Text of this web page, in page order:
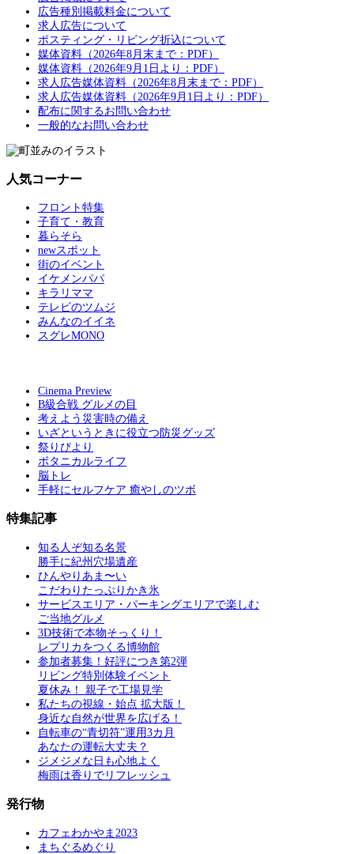
広告種別掲載料金について
求人広告について
ポスティング・リビング折込について
媒体資料（2026年8月末まで：PDF）
媒体資料（2026年9月1日より：PDF）
求人広告媒体資料（2026年8月末まで：PDF）
求人広告媒体資料（2026年9月1日より：PDF）
配布に関するお問い合わせ
一般的なお問い合わせ
人気コーナー
フロント特集
子育て・教育
暮らそら
newスポット
街のイベント
イケメンパパ
キラリママ
テレビのツムジ
みんなのイイネ
スグレMONO
Cinema Preview
B級合戦 グルメの目
考えよう災害時の備え
いざというときに役立つ防災グッズ
祭りびより
ボタニカルライフ
脳トレ
手軽にセルフケア 癒やしのツボ
特集記事
知る人ぞ知る名景
勝手に紀州穴場遺産
ひんやりあま〜い
こだわりたっぷりかき氷
サービスエリア・パーキングエリアで楽しむ
ご当地グルメ
3D技術で本物そっくり！
レプリカをつくる博物館
参加者募集！好評につき第2弾
リビング特別体験イベント
夏休み！ 親子で工場見学
私たちの視線・始点 拡大版！
身近な自然が世界を広げる！
自転車の“青切符”運用3カ月
あなたの運転大丈夫？
ジメジメな日も心地よく
梅雨は香りでリフレッシュ
発行物
カフェわかやま2023
まちぐるめぐり